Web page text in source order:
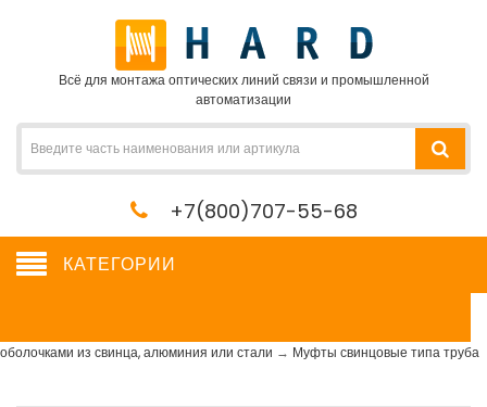
Всё для монтажа оптических линий связи и промышленной
автоматизации
+7(800)707-55-68
КАТЕГОРИИ
оболочками из свинца, алюминия или стали → Муфты свинцовые типа труба